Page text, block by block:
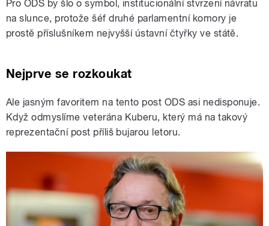
Pro ODS by šlo o symbol, institucionální stvrzení návratu
na slunce, protože šéf druhé parlamentní komory je
prostě příslušníkem nejvyšší ústavní čtyřky ve státě.
Nejprve se rozkoukat
Ale jasným favoritem na tento post ODS asi nedisponuje.
Když odmyslíme veterána Kuberu, který má na takový
reprezentační post příliš bujarou letoru.